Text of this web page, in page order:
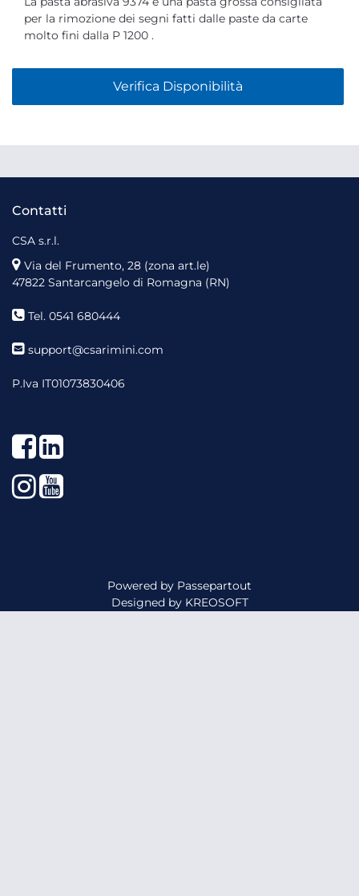
per la rimozione dei segni fatti dalle paste da carte
molto fini dalla P 1200 .
Verifica Disponibilità
Contatti
CSA s.r.l.
Via del Frumento, 28 (zona art.le)
47822 Santarcangelo di Romagna (RN)
Tel. 0541 680444
support@csarimini.com
P.Iva IT01073830406
Facebook
LinkedIn
Instagram
YouTube
Powered by Passepartout
Designed by KREOSOFT